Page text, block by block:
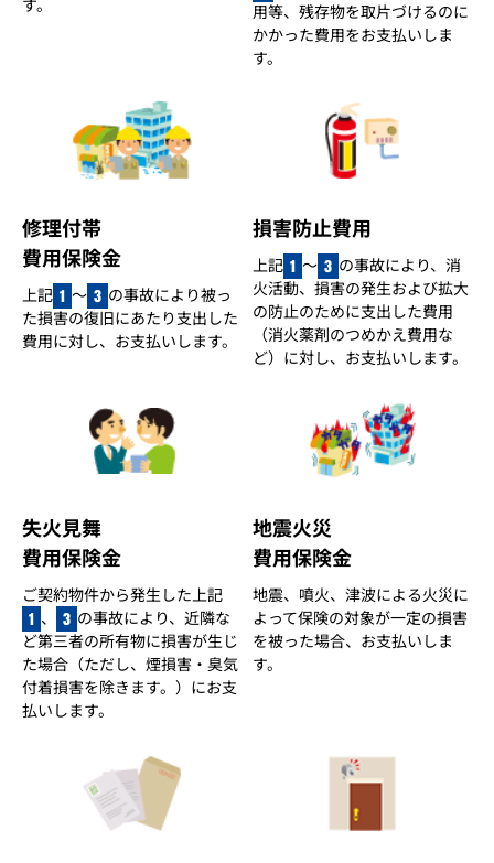
用等、残存物を取片づけるのに
かかった費用をお支払いしま
す。
修理付帯
費用保険金
上記 1 ～ 3 の事故により被っ
た損害の復旧にあたり支出した
費用に対し、お支払いします。
損害防止費用
上記 1 ～ 3 の事故により、消
火活動、損害の発生および拡大
の防止のために支出した費用
（消火薬剤のつめかえ費用な
ど）に対し、お支払いします。
失火見舞
費用保険金
ご契約物件から発生した上記
1 、 3 の事故により、近隣な
ど第三者の所有物に損害が生じ
た場合（ただし、煙損害・臭気
付着損害を除きます。）にお支
払いします。
地震火災
費用保険金
地震、噴火、津波による火災に
よって保険の対象が一定の損害
を被った場合、お支払いしま
す。